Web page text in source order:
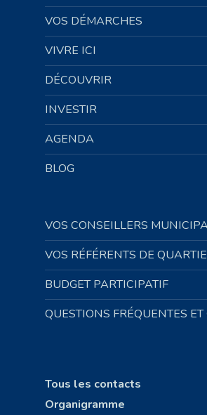
VOS DÉMARCHES
VIVRE ICI
DÉCOUVRIR
INVESTIR
AGENDA
BLOG
VOS CONSEILLERS
VOS RÉFÉRENTS DE
BUDGET PARTICIPATIF
QUESTIONS FRÉQUENTES
Tous les contacts
Organigramme